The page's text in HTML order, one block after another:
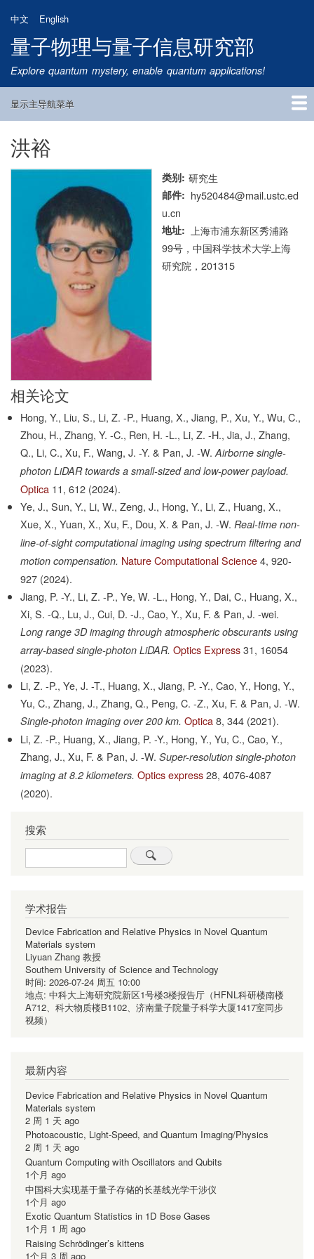
到
主
要
内
中文 English
量子物理与量子信息研究部
Explore quantum mystery, enable quantum applications!
Main
显示主导航菜单
首页
研究方向
量子卫星
团队成员
新闻动态
研究进展
学术报告
论文发表
公告通知
招生信息
相关链接
洪裕
类别 研究生
邮件
hy520484@mail.ustc.ed
u.cn
地址
上海市浦东新区秀浦路
99号，中国科学技术大学上海
研究院，201315
相关论文
Hong, Y., Liu, S., Li, Z. -P., Huang, X., Jiang, P., Xu, Y., Wu, C.,
Zhou, H., Zhang, Y. -C., Ren, H. -L., Li, Z. -H., Jia, J., Zhang,
Q., Li, C., Xu, F., Wang, J. -Y. & Pan, J. -W. Airborne single-
photon LiDAR towards a small-sized and low-power payload.
Optica 11, 612 (2024).
Ye, J., Sun, Y., Li, W., Zeng, J., Hong, Y., Li, Z., Huang, X.,
Xue, X., Yuan, X., Xu, F., Dou, X. & Pan, J. -W. Real-time non-
line-of-sight computational imaging using spectrum filtering and
motion compensation. Nature Computational Science 4, 920-
927 (2024).
Jiang, P. -Y., Li, Z. -P., Ye, W. -L., Hong, Y., Dai, C., Huang, X.,
Xi, S. -Q., Lu, J., Cui, D. -J., Cao, Y., Xu, F. & Pan, J. -wei.
Long range 3D imaging through atmospheric obscurants using
array-based single-photon LiDAR. Optics Express 31, 16054
(2023).
Li, Z. -P., Ye, J. -T., Huang, X., Jiang, P. -Y., Cao, Y., Hong, Y.,
Yu, C., Zhang, J., Zhang, Q., Peng, C. -Z., Xu, F. & Pan, J. -W.
Single-photon imaging over 200 km. Optica 8, 344 (2021).
Li, Z. -P., Huang, X., Jiang, P. -Y., Hong, Y., Yu, C., Cao, Y.,
Zhang, J., Xu, F. & Pan, J. -W. Super-resolution single-photon
imaging at 8.2 kilometers. Optics express 28, 4076-4087
(2020).
搜索
Search
学术报告
Device Fabrication and Relative Physics in Novel Quantum
Materials system
Liyuan Zhang 教授
Southern University of Science and Technology
时间: 2026-07-24 周五 10:00
地点: 中科大上海研究院新区1号楼3楼报告厅（HFNL科研楼南楼
A712、科大物质楼B1102、济南量子院量子科学大厦1417室同步
视频）
最新内容
Device Fabrication and Relative Physics in Novel Quantum
Materials system
2 周 1 天 ago
Photoacoustic, Light-Speed, and Quantum Imaging/Physics
2 周 1 天 ago
Quantum Computing with Oscillators and Qubits
1个月 ago
中国科大实现基于量子存储的长基线光学干涉仪
1个月 ago
Exotic Quantum Statistics in 1D Bose Gases
1个月 1 周 ago
Raising Schrödinger’s kittens
1个月 3 周 ago